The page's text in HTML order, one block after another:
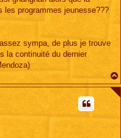
les programmes jeunesse???
sympa, de plus je trouve
la continuité du dernier